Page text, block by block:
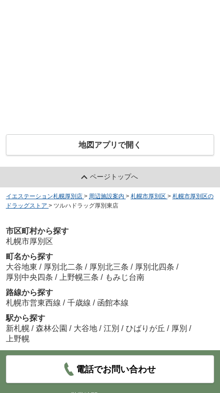
地図アプリで開く
ページトップへ
イエステーション札幌厚別店 > 周辺施設案内 > 札幌市厚別区 > 札幌市厚別区の
ドラッグストア > ツルハドラッグ厚別東店
市区町村から探す
札幌市厚別区
町名から探す
大谷地東 / 厚別北二条 / 厚別北三条 / 厚別北四条 /
厚別中央四条 / 上野幌三条 / もみじ台南
路線から探す
札幌市営東西線 / 千歳線 / 函館本線
駅から探す
新札幌 / 森林公園 / 大谷地 / 江別 / ひばりが丘 / 厚別 /
上野幌
電話でお問い合わせ